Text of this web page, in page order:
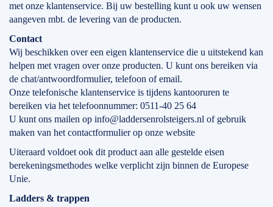
met onze klantenservice. Bij uw bestelling kunt u ook uw wensen
aangeven mbt. de levering van de producten.
Contact
Wij beschikken over een eigen klantenservice die u uitstekend kan
helpen met vragen over onze producten. U kunt ons bereiken via
de chat/antwoordformulier, telefoon of email.
Onze telefonische klantenservice is tijdens kantooruren te
bereiken via het telefoonnummer: 0511-40 25 64
U kunt ons mailen op info@laddersenrolsteigers.nl of gebruik
maken van het contactformulier op onze website
Uiteraard voldoet ook dit product aan alle gestelde eisen
berekeningsmethodes welke verplicht zijn binnen de Europese
Unie.
Ladders & trappen